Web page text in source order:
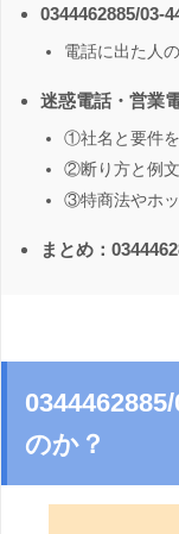
0344462885/03-
電話に出た人
迷惑電話・営業
①社名と要件を
②断り方と例文
③特商法やホ
まとめ：
のか？